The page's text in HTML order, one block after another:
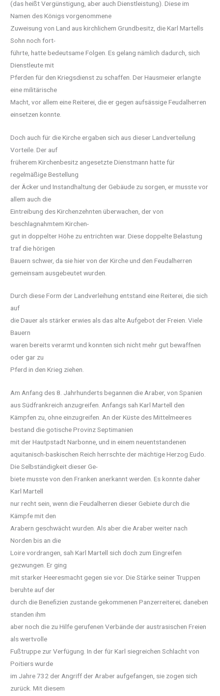
(das heißt Vergünstigung, aber auch Dienstleistung). Diese im
Namen des Königs vorgenommene
Zuweisung von Land aus kirchlichem Grundbesitz, die Karl Martells
Sohn noch fort-
führte, hatte bedeutsame Folgen. Es gelang nämlich dadurch, sich
Dienstleute mit
Pferden für den Kriegsdienst zu schaffen. Der Hausmeier erlangte
eine militärische
Macht, vor allem eine Reiterei, die er gegen aufsässige Feudalherren
einsetzen konnte.
Doch auch für die Kirche ergaben sich aus dieser Landverteilung
Vorteile. Der auf
früherem Kirchenbesitz angesetzte Dienstmann hatte für
regelmäßige Bestellung
der Äcker und Instandhaltung der Gebäude zu sorgen, er musste vor
allem auch die
Eintreibung des Kirchenzehnten überwachen, der von
beschlagnahmtem Kirchen-
gut in doppelter Höhe zu entrichten war. Diese doppelte Belastung
traf die hörigen
Bauern schwer, da sie hier von der Kirche und den Feudalherren
gemeinsam ausgebeutet wurden.
Durch diese Form der Landverleihung entstand eine Reiterei, die sich
auf
die Dauer als stärker erwies als das alte Aufgebot der Freien. Viele
Bauern
waren bereits verarmt und konnten sich nicht mehr gut bewaffnen
oder gar zu
Pferd in den Krieg ziehen.
Am Anfang des 8. Jahrhunderts begannen die Araber, von Spanien
aus Südfrankreich anzugreifen. Anfangs sah Karl Martell den
Kämpfen zu, ohne einzugreifen. An der Küste des Mittelmeeres
bestand die gotische Provinz Septimanien
mit der Hautpstadt Narbonne, und in einem neuentstandenen
aquitanisch-baskischen Reich herrschte der mächtige Herzog Eudo.
Die Selbständigkeit dieser Ge-
biete musste von den Franken anerkannt werden. Es konnte daher
Karl Martell
nur recht sein, wenn die Feudalherren dieser Gebiete durch die
Kämpfe mit den
Arabern geschwächt wurden. Als aber die Araber weiter nach
Norden bis an die
Loire vordrangen, sah Karl Martell sich doch zum Eingreifen
gezwungen. Er ging
mit starker Heeresmacht gegen sie vor. Die Stärke seiner Truppen
beruhte auf der
durch die Beneﬁzien zustande gekommenen Panzerreiterei; daneben
standen ihm
aber noch die zu Hilfe gerufenen Verbände der austrasischen Freien
als wertvolle
Fußtruppe zur Verfügung. In der für Karl siegreichen Schlacht von
Poitiers wurde
im Jahre 732 der Angriff der Araber aufgefangen, sie zogen sich
zurück. Mit diesem